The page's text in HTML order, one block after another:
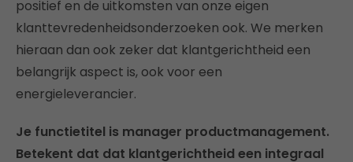
positief en de uitkomsten van onze eigen
klanttevredenheidsonderzoeken ook. We merken
hieraan dan ook zeker dat klantgerichtheid een
belangrijk aspect is, ook voor een
energieleverancier.
Je functietitel is manager productmanagement.
Betekent dat dat klantgerichtheid een integraal